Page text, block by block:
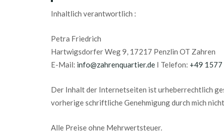
Inhaltlich verantwortlich :
Petra Friedrich
Hartwigsdorfer Weg 9, 17217 Penzlin OT Zahren
E-Mail: info@zahrenquartier.de I Telefon: +49 1577
Der Inhalt der Internetseiten ist urheberrechtlich
vorherige schriftliche Genehmigung durch mich
Alle Preise ohne Mehrwertsteuer.